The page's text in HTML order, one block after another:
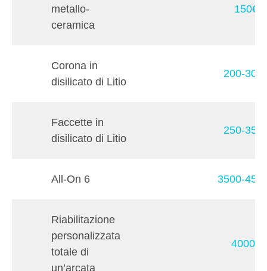
metallo-
ceramica
150€
Corona in
disilicato di Litio
200-
Faccette in
disilicato di Litio
250-
All-On 6 3500-
Riabilitazione
personalizzata
totale di
un’arcata
4000€